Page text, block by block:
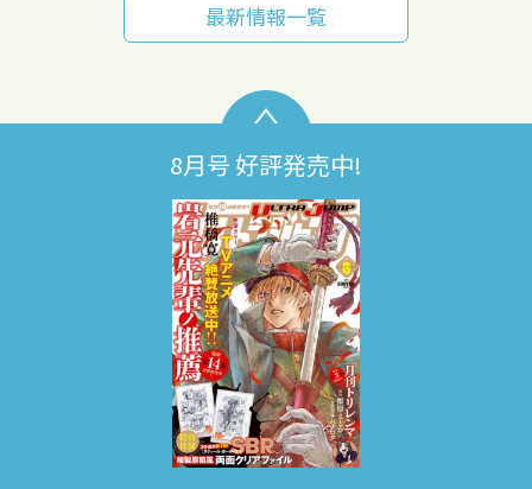
最新情報一覧
8月号 好評発売中!